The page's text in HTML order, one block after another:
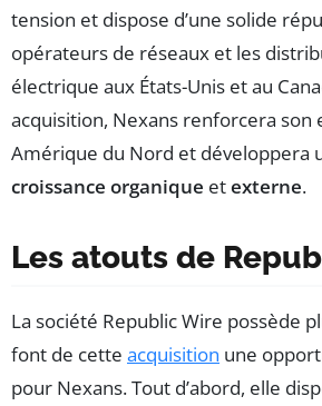
tension et dispose d’une solide
opérateurs de réseaux et les
électrique aux États-Unis et au
acquisition, Nexans renforcera son
Amérique du Nord et développera
croissance organique etexterne.
Les atouts de
La société Republic Wire possède
font de cette acquisition une
pour Nexans. Tout d’abord, elle